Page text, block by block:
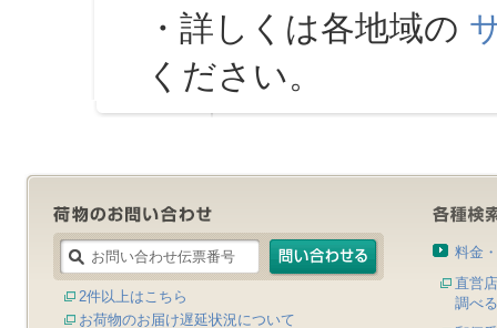
・詳しくは各地域の
ください。
2件以上はこちら
お荷物のお届け遅延状況について
料金
直営
調べる